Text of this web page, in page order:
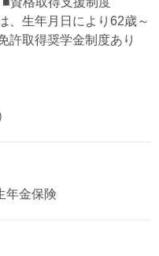
、生年月日により62歳～
許取得奨学金制度あり
年金保険